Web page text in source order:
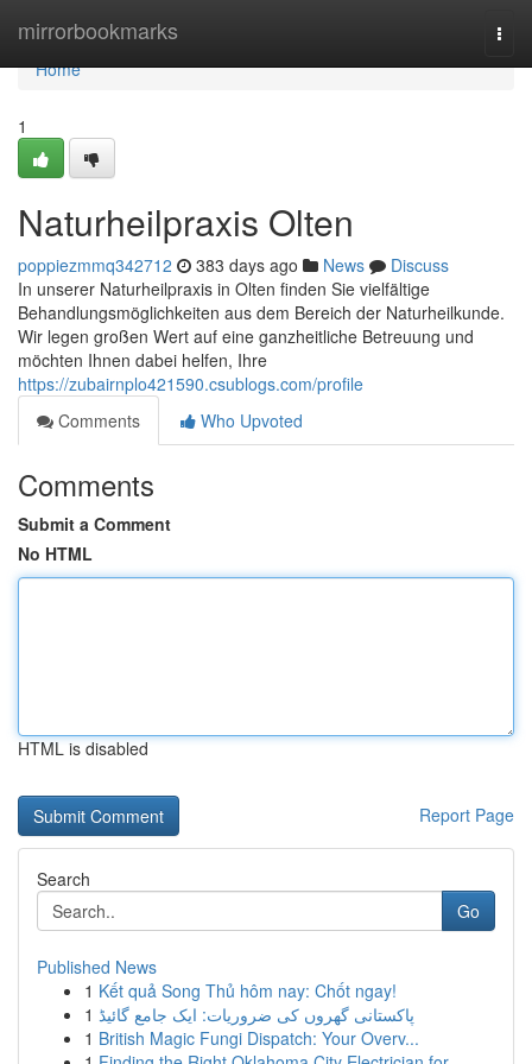
mirrorbookmarks
Home
Home
1
Naturheilpraxis Olten
poppiezmmq342712 383 days ago News
Discuss
In unserer Naturheilpraxis in Olten finden Sie vielfältige
Behandlungsmöglichkeiten aus dem Bereich der Naturheilkunde.
Wir legen großen Wert auf eine ganzheitliche Betreuung und
möchten Ihnen dabei helfen, Ihre
https://zubairnplo421590.csublogs.com/profile
Comments
Who Upvoted
Comments
Submit a Comment
No HTML
HTML is disabled
Report Page
Search
Go
Published News
1 Kết quả Song Thủ hôm nay: Chốt ngay!
1 پاکستانی گھروں کی ضروریات: ایک جامع گائیڈ
1 British Magic Fungi Dispatch: Your Overv...